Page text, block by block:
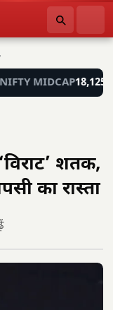
MIDCAP18,125.25▼
शतक,
का रास्ता